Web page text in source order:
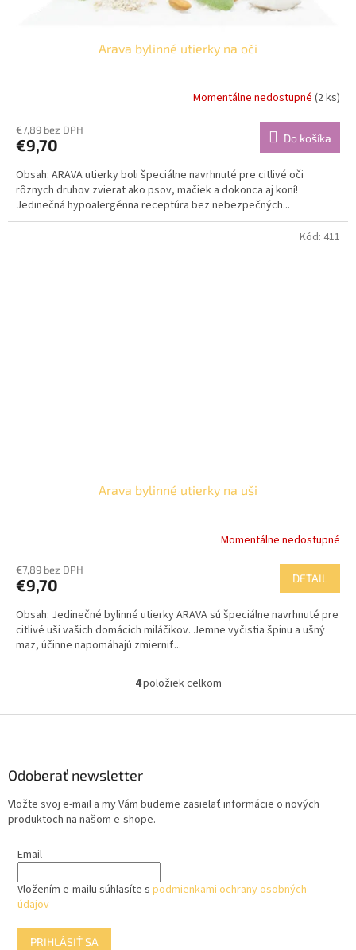
Arava bylinné utierky na oči
Momentálne nedostupné (2 ks)
€7,89 bez DPH
€9,70 Do košíka
Obsah: ARAVA utierky boli špeciálne navrhnuté pre citlivé oči
rôznych druhov zvierat ako psov, mačiek a dokonca aj koní!
Jedinečná hypoalergénna receptúra bez nebezpečných...
Arava bylinné utierky na uši
Momentálne nedostupné
€7,89 bez DPH
€9,70 DETAIL
Obsah: Jedinečné bylinné utierky ARAVA sú špeciálne navrhnuté pre
citlivé uši vašich domácich miláčikov. Jemne vyčistia špinu a ušný
maz, účinne napomáhajú zmierniť...
Kód: 411
O
l
e
r
y
4položiek celkom
Odoberať newsletter
Vložte svoj e-mail a my Vám budeme zasielať informácie o nových
produktoch na našom e-shope.
Email
Vložením e-mailu súhlasíte s podmienkami ochrany osobných
údajov
PRIHLÁSIŤ SA